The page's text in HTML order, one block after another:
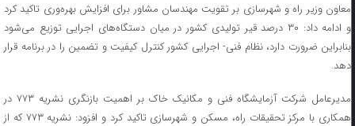
معاون وزیر راه و شهرسازی بر تقویت مهندسان مشاور برای افزایش بهره‌وری تاکید کرد
و ادامه داد: ۳۰ درصد قیر تولیدی کشور در میان دستگاه‌های اجرایی توزیع می‌شود
بنابراین ضرورت دارد، نظام فنی- اجرایی کشور کنترل کیفیت و تضمین را در برنامه قرار
دهد.
مدیرعامل شرکت آزمایشگاه فنی و مکانیک خاک بر اهمیت بازنگری نشریه ۷۷۳ در
همکاری با مرکز تحقیقات راه، مسکن و شهرسازی تاکید کرد و افزود: نشریه ۷۷۳ که از